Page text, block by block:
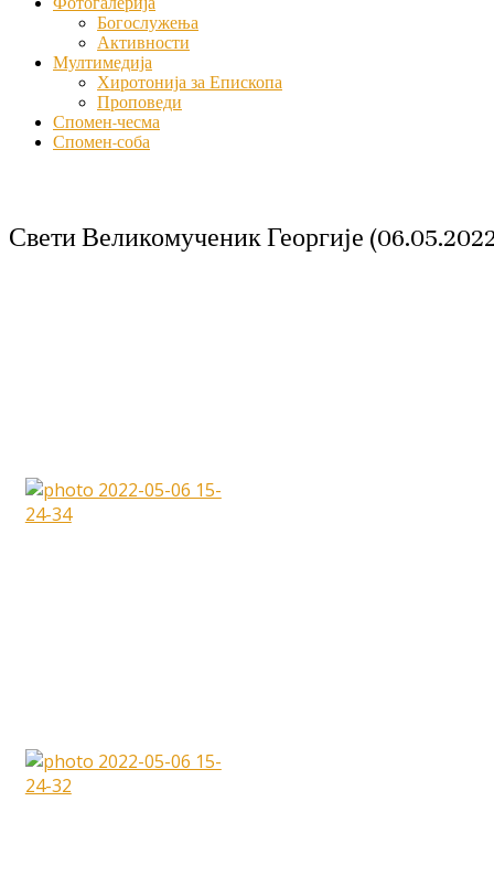
Богослужења
Активности
Мултимедија
Хиротонија за Епископа
Проповеди
Спомен-чесма
Спомен-соба
Свети Великомученик Георгије